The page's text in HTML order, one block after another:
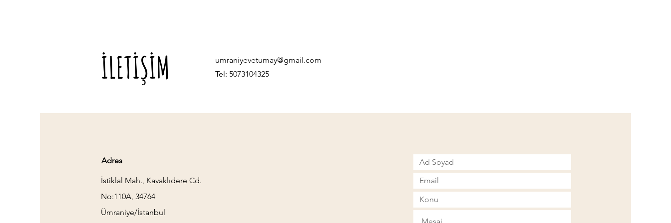
Adres
İstiklal Mah., Kavaklıdere Cd.
No:110A, 34764
Ümraniye/İstanbul
İLETİŞİM
umraniyevetumay@gmail.com
Tel: 5073104325